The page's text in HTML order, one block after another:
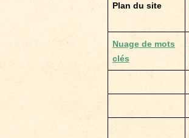
Plan du site
Nuage de mots
clés